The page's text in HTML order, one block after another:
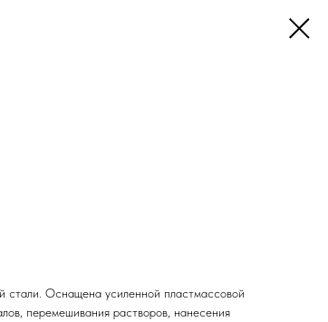
стали. Оснащена усиленной пластмассовой
перемешивания растворов, нанесения